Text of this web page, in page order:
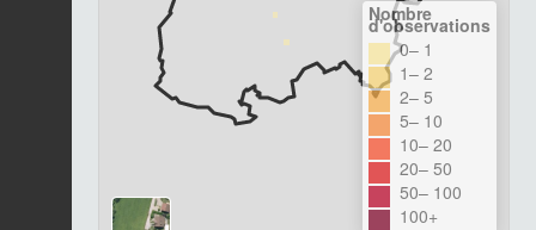
Nombre
d'observations
0– 1
1– 2
2– 5
5– 10
10– 20
20– 50
50– 100
100+